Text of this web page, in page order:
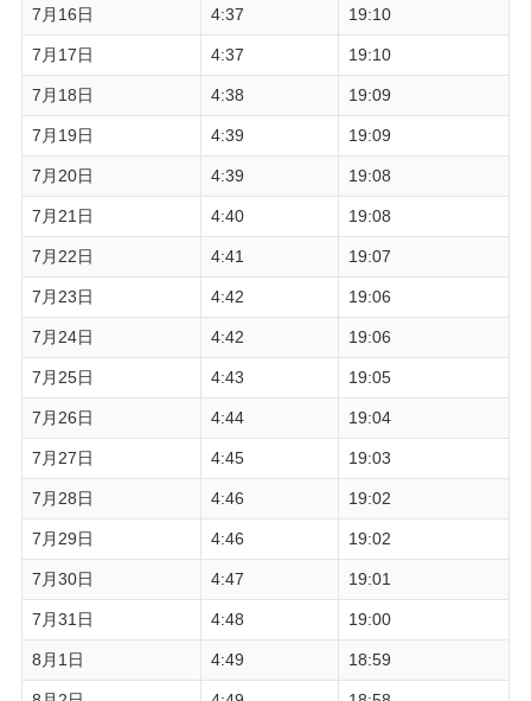
7月16日 4:37 19:10
7月17日 4:37 19:10
7月18日 4:38 19:09
7月19日 4:39 19:09
7月20日 4:39 19:08
7月21日 4:40 19:08
7月22日 4:41 19:07
7月23日 4:42 19:06
7月24日 4:42 19:06
7月25日 4:43 19:05
7月26日 4:44 19:04
7月27日 4:45 19:03
7月28日 4:46 19:02
7月29日 4:46 19:02
7月30日 4:47 19:01
7月31日 4:48 19:00
8月1日 4:49 18:59